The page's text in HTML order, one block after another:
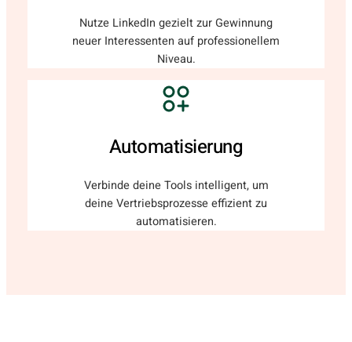
Nutze LinkedIn gezielt zur Gewinnung
neuer Interessenten auf professionellem
Niveau.
Automatisierung
Verbinde deine Tools intelligent, um
deine Vertriebsprozesse effizient zu
automatisieren.